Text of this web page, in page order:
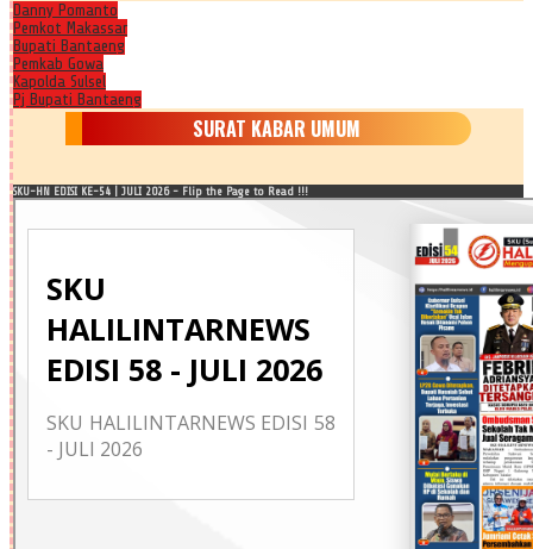
Danny Pomanto
Pemkot Makassar
Bupati Bantaeng
Pemkab Gowa
Kapolda Sulsel
Pj Bupati Bantaeng
SURAT KABAR UMUM
SKU-HN EDISI KE-54 | JULI 2026 - Flip the Page to Read !!!